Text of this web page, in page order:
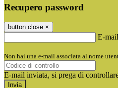
Recupero password
button close ×
E-mail
Non hai una e-mail associata al nome
E-mail inviata, si prega di